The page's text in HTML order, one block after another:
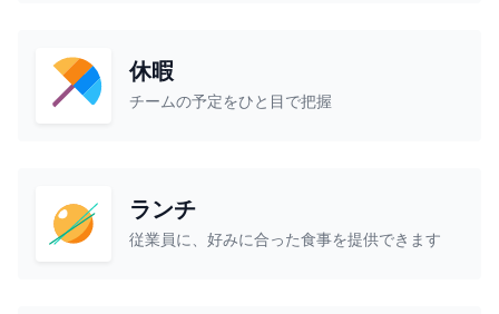
休暇
チームの予定をひと目で把握
ランチ
従業員に、好みに合った食事を提供できます